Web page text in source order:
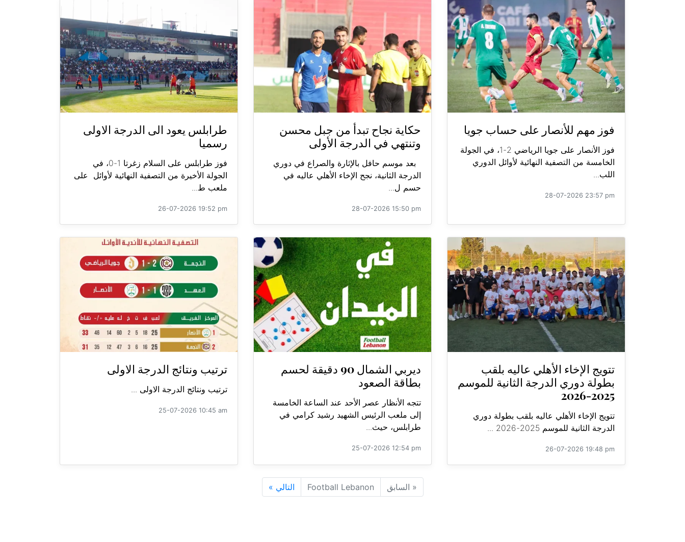
فوز مهم للأنصار على حساب جويا
فوز الأنصار على جويا الرياضي 2-1، في الجولة
الخامسة من التصفية النهائية لأوائل الدوري
اللب...
28-07-2026 23:57 pm
حكاية نجاح تبدأ من جبل محسن
وتنتهي في الدرجة الأولى
بعد موسم حافل بالإثارة والصراع في دوري
الدرجة الثانية، نجح الإخاء الأهلي عاليه في
حسم ل...
28-07-2026 15:50 pm
طرابلس يعود الى الدرجة الاولى
رسميا
فوز طرابلس على السلام زغرتا 1-0، في
الجولة الأخيرة من التصفية النهائية لأوائل على
ملعب ط...
26-07-2026 19:52 pm
تتويج الإخاء الأهلي عاليه بلقب
بطولة دوري الدرجة الثانية للموسم
2025-2026
تتويج الإخاء الأهلي عاليه بلقب بطولة دوري
الدرجة الثانية للموسم 2025-2026 ...
26-07-2026 19:48 pm
ديربي الشمال 90 دقيقة لحسم
بطاقة الصعود
تتجه الأنظار عصر الأحد عند الساعة الخامسة
إلى ملعب الرئيس الشهيد رشيد كرامي في
طرابلس، حيث...
25-07-2026 12:54 pm
ترتيب ونتائج الدرجة الاولى
ترتيب ونتائج الدرجة الاولى ...
25-07-2026 10:45 am
« السابق Football Lebanon التالي »